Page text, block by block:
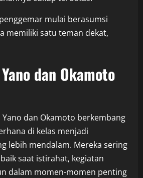
mulai berasumsi
memiliki satu teman dekat,
dan Okamoto
dan Okamoto berkembang
di kelas menjadi
lebih mendalam. Mereka sering
saat istirahat, kegiatan
dalam momen-momen penting